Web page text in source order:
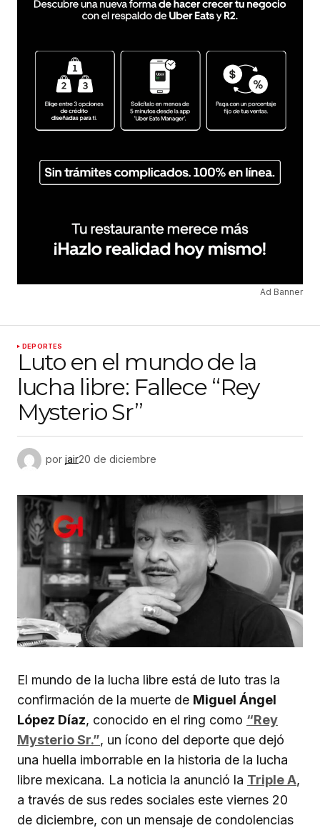
Ad Banner
DEPORTES
Luto en el mundo de la
lucha libre: Fallece “Rey
Mysterio Sr”
por jair20 de diciembre
El mundo de la lucha libre está de luto tras la
confirmación de la muerte de Miguel Ángel
López Díaz, conocido en el ring como “Rey
Mysterio Sr.”, un ícono del deporte que dejó
una huella imborrable en la historia de la lucha
libre mexicana. La noticia la anunció la Triple A,
a través de sus redes sociales este viernes 20
de diciembre, con un mensaje de condolencias